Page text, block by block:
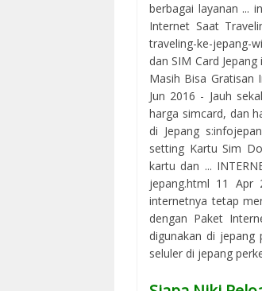
berbagai layanan ...
Internet Saat
traveling-ke-jepang-
dan SIM Card
Masih Bisa Gratisan
Jun 2016 - Jauh
harga simcard, dan
di Jepang
setting Kartu Sim
kartu dan ...
jepang.html 11 Apr
internetnya tetap
dengan Paket
digunakan di
seluler di jepang